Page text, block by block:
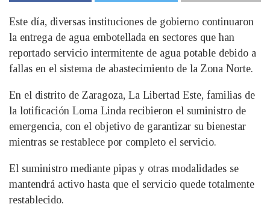
Este día, diversas instituciones de gobierno continuaron
la entrega de agua embotellada en sectores que han
reportado servicio intermitente de agua potable debido a
fallas en el sistema de abastecimiento de la Zona Norte.
En el distrito de Zaragoza, La Libertad Este, familias de
la lotificación Loma Linda recibieron el suministro de
emergencia, con el objetivo de garantizar su bienestar
mientras se restablece por completo el servicio.
El suministro mediante pipas y otras modalidades se
mantendrá activo hasta que el servicio quede totalmente
restablecido.